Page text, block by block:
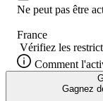
Ne peut pas être
France
Vérifiez les
Comment
Gagnez